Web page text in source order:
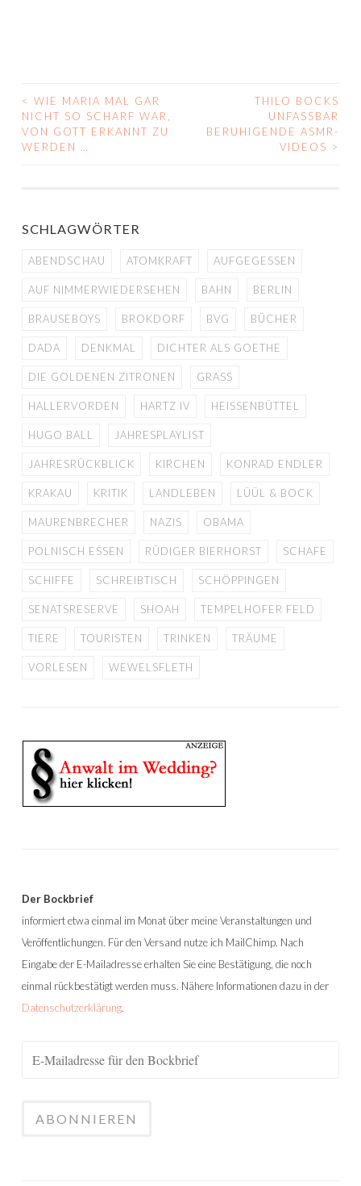
BEITRAGS-
NAVIGATION
< WIE MARIA MAL GAR
NICHT SO SCHARF WAR,
VON GOTT ERKANNT ZU
WERDEN …
THILO BOCKS
UNFASSBAR
BERUHIGENDE ASMR-
VIDEOS >
SCHLAGWÖRTER
ABENDSCHAU ATOMKRAFT AUFGEGESSEN
AUF NIMMERWIEDERSEHEN BAHN BERLIN
BRAUSEBOYS BROKDORF BVG BÜCHER
DADA DENKMAL DICHTER ALS GOETHE
DIE GOLDENEN ZITRONEN GRASS
HALLERVORDEN HARTZ IV HEISSENBÜTTEL
HUGO BALL JAHRESPLAYLIST
JAHRESRÜCKBLICK KIRCHEN KONRAD ENDLER
KRAKAU KRITIK LANDLEBEN LÜÜL & BOCK
MAURENBRECHER NAZIS OBAMA
POLNISCH ESSEN RÜDIGER BIERHORST SCHAFE
SCHIFFE SCHREIBTISCH SCHÖPPINGEN
SENATSRESERVE SHOAH TEMPELHOFER FELD
TIERE TOURISTEN TRINKEN TRÄUME
VORLESEN WEWELSFLETH
Der Bockbrief
informiert etwa einmal im Monat über meine Veranstaltungen und
Veröffentlichungen. Für den Versand nutze ich MailChimp. Nach
Eingabe der E-Mailadresse erhalten Sie eine Bestätigung, die noch
einmal rückbestätigt werden muss. Nähere Informationen dazu in der
Datenschutzerklärung.